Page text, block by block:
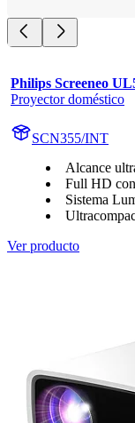
Philips Screeneo
Proyector doméstico
SCN355/INT
Alcance
Full HD
Sistema
Ver producto